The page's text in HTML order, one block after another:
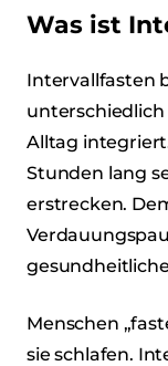
Was ist
Intervallfasten
unterschiedlich
Alltag
Stunden lang
erstrecken.
Menschen
sie schlafen.